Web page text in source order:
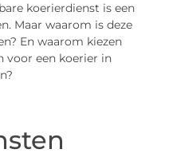
koerierdienst is een
Maar waarom is deze
En waarom kiezen
voor een koerier in